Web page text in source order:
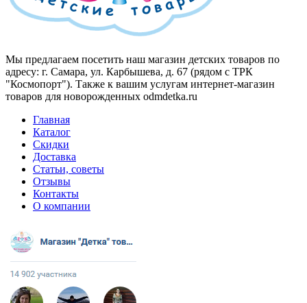
Мы предлагаем посетить наш магазин детских товаров по
адресу: г. Самара, ул. Карбышева, д. 67 (рядом с ТРК
"Космопорт"). Также к вашим услугам интернет-магазин
товаров для новорожденных odmdetka.ru
Главная
Каталог
Скидки
Доставка
Статьи, советы
Отзывы
Контакты
О компании